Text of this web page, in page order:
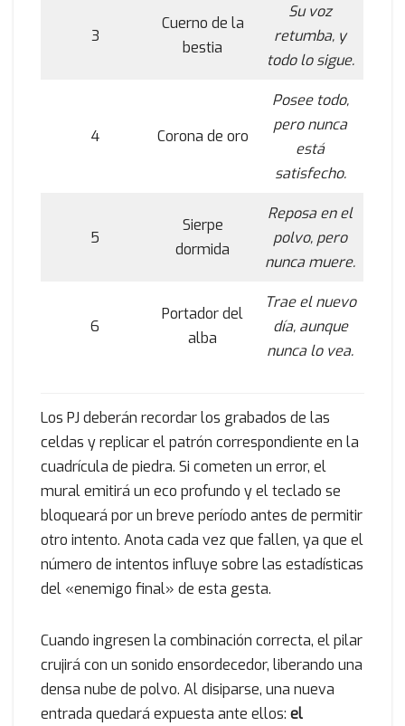
3
Cuerno de la
bestia
Su voz
retumba, y
todo lo sigue.
4 Corona de oro
Posee todo,
pero nunca
está
satisfecho.
5
Sierpe
dormida
Reposa en el
polvo, pero
nunca muere.
6
Portador del
alba
Trae el nuevo
día, aunque
nunca lo vea.
Los PJ deberán recordar los grabados de las
celdas y replicar el patrón correspondiente en la
cuadrícula de piedra. Si cometen un error, el
mural emitirá un eco profundo y el teclado se
bloqueará por un breve período antes de permitir
otro intento. Anota cada vez que fallen, ya que el
número de intentos influye sobre las estadísticas
del «enemigo final» de esta gesta.
Cuando ingresen la combinación correcta, el pilar
crujirá con un sonido ensordecedor, liberando una
densa nube de polvo. Al disiparse, una nueva
entrada quedará expuesta ante ellos: el